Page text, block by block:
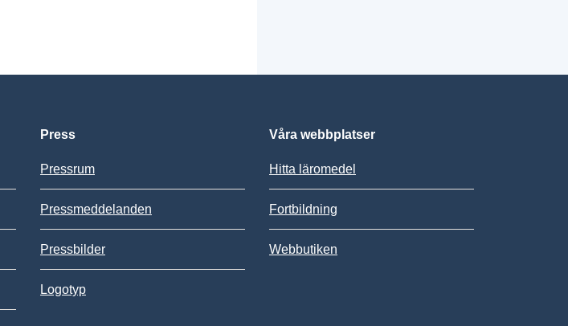
Press
Pressrum
Pressmeddelanden
Pressbilder
Logotyp
Våra webbplatser
Hitta läromedel
Fortbildning
Webbutiken